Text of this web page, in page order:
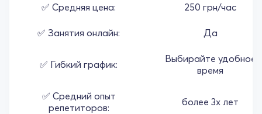
✅ Средняя цена: 250 грн/час
✅ Занятия онлайн: Да
✅ Гибкий график:
Выбирайте удобное
время
✅ Средний опыт
репетиторов:
более 3х лет